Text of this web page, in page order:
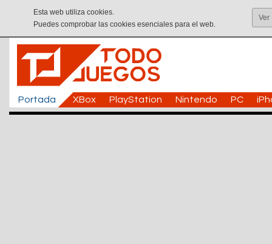
Esta web utiliza cookies.
Puedes comprobar las cookies esenciales para el web.
Ver
Portada XBox PlayStation Nintendo PC